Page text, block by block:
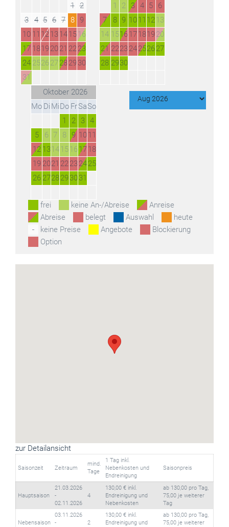
1 2
3
4 5 6 7 8 9
10 11 1213141516
17 18192021 2223
24 252627282930
31
1
2 3 4 5
6
7
8 9 1011 1213
14 151617181920
21 222324252627
28 2930
Oktober 2026
Mo Di MiDo FrSaSo
1
2 3 4
5
6 7 8 9 1011
12 131415161718
19 2021 22232425
26 2728293031
frei keine An-/Abreise
Anreise
Abreise
belegt Auswahl
heute
keine Preise
Angebote
Blockierung
Option
zur Detailansicht
Saisonzeit Zeitraum
mind.
Tage
1 Tag inkl.
Nebenkosten und
Endreinigung
Saisonpreis
Hauptsaison
21.03.2026
-
02.11.2026
4
130,00 € inkl.
Endreinigung und
Nebenkosten
ab 130,00 pro Tag,
75,00 je weiterer
Tag
Nebensaison
03.11.2026
-
2
130,00 € inkl.
Endreinigung und
ab 130,00 pro Tag,
75,00 je weiterer